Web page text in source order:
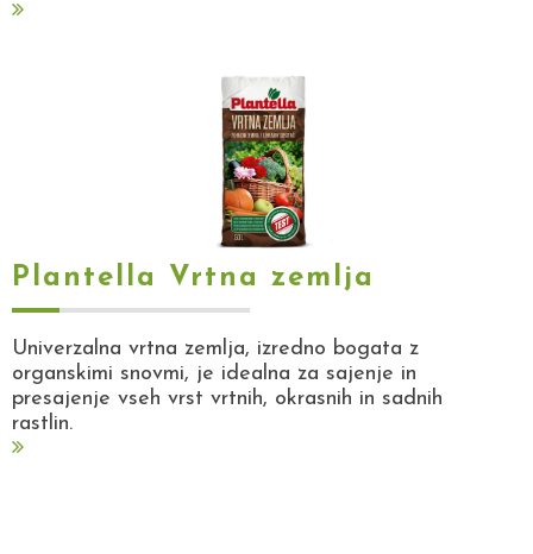
Plantella Vrtna zemlja
Univerzalna vrtna zemlja, izredno bogata z
organskimi snovmi, je idealna za sajenje in
presajenje vseh vrst vrtnih, okrasnih in sadnih
rastlin.